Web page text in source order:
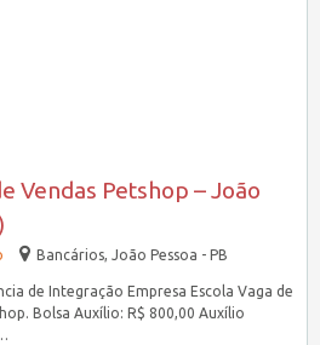
Vendas Petshop – João
Bancários, João Pessoa - PB
de Integração Empresa Escola Vaga de
Bolsa Auxílio: R$ 800,00 Auxílio